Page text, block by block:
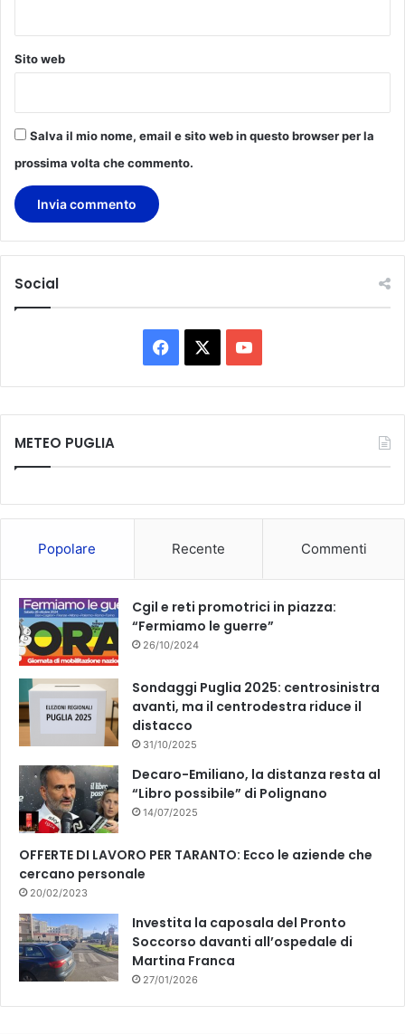
a
l
i
n
e
n
n
d
i
i
"
Sito web
Salva il mio nome, email e sito web in questo browser per la
prossima volta che commento.
Social
a
c
k
o
u
METEO PUGLIA
Popolare Recente Commenti
Cgil e reti promotrici in piazza:
“Fermiamo le guerre”
26/10/2024
Sondaggi Puglia 2025: centrosinistra
avanti, ma il centrodestra riduce il
distacco
31/10/2025
Decaro-Emiliano, la distanza resta al
“Libro possibile” di Polignano
14/07/2025
OFFERTE DI LAVORO PER TARANTO: Ecco le aziende che
cercano personale
20/02/2023
Investita la caposala del Pronto
Soccorso davanti all’ospedale di
Martina Franca
27/01/2026